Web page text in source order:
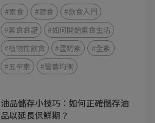
#素食 #蔬食
#飲食入門
#素食食譜
#如何開始素食生活
#植物性飲食
#蛋奶素
#全素
#五辛素
#營養均衡
油品儲存小技巧：如何正確儲存油
品以延長保鮮期？